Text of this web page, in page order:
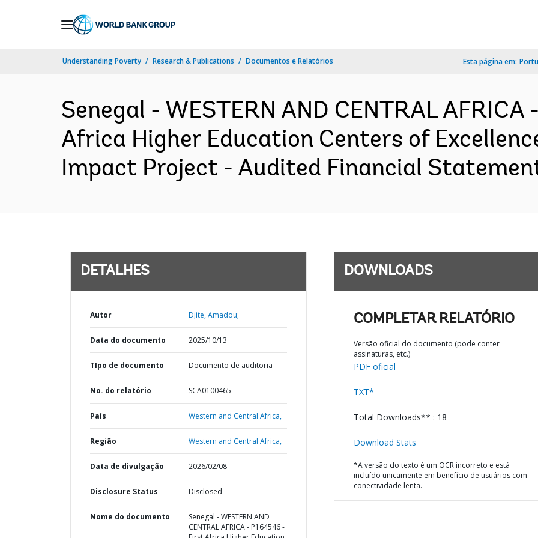
Understanding Poverty Research & Publications Documentos e Relatórios Esta página em:
Senegal - WESTERN AND CENTRAL
Africa Higher Education Centers of
Impact Project - Audited Financial
DETALHES
Autor Djite, Amadou;
Data do documento 2025/10/13
TIpo de documento Documento de auditoria
No. do relatório SCA0100465
País Western and Central Africa,
Região Western and Central Africa,
Data de divulgação 2026/02/08
Disclosure Status Disclosed
Nome do documento
Senegal - WESTERN AND
CENTRAL AFRICA - P164546 -
DOWNLOADS
COMPLETAR RELATÓRIO
Versão oficial do documento (pode conter
assinaturas, etc.)
PDF oficial
TXT*
Total Downloads** : 18
Download Stats
*A versão do texto é um OCR incorreto e está
incluído unicamente em benefício de usuários com
conectividade lenta.